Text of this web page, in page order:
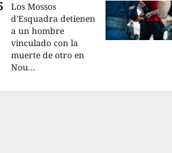
Los Mossos
d'Esquadra detienen
a un hombre
vinculado con la
muerte de otro en
Nou...